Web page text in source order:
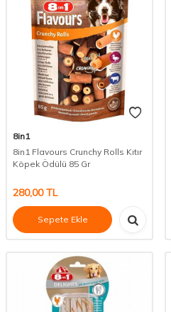
8in1
8in1 Flavours Crunchy Rolls Kıtır
Köpek Ödülü 85 Gr
280,00TL
Sepete Ekle